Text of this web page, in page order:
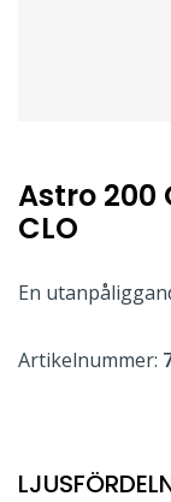
Astro 200
CLO
En
Artikelnummer: